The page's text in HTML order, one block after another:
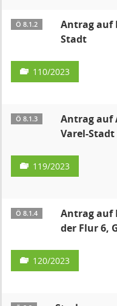
Ö 8.1.2
Antrag auf
Stadt
110/2023
Ö 8.1.3
Antrag auf
Varel-Stadt
119/2023
Ö 8.1.4
Antrag auf
der Flur 6,
120/2023